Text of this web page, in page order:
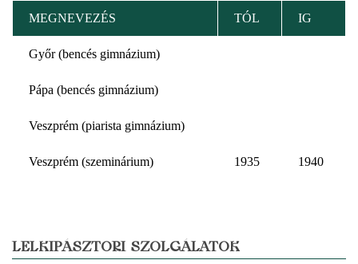
MEGNEVEZÉS TÓL IG
Győr (bencés gimnázium)
Pápa (bencés gimnázium)
Veszprém (piarista gimnázium)
Veszprém (szeminárium) 1935 1940
LELKIPÁSZTORI SZOLGÁLATOK